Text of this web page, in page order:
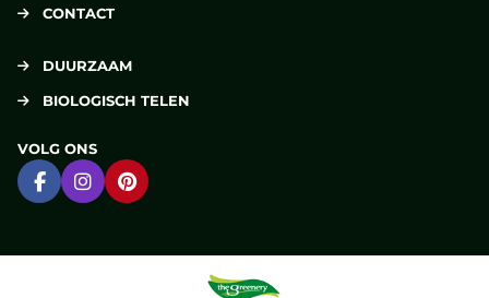
CONTACT
DUURZAAM
BIOLOGISCH TELEN
VOLG ONS
Ga naar Facebook
Ga naar Instagram
Ga naar Pinterest